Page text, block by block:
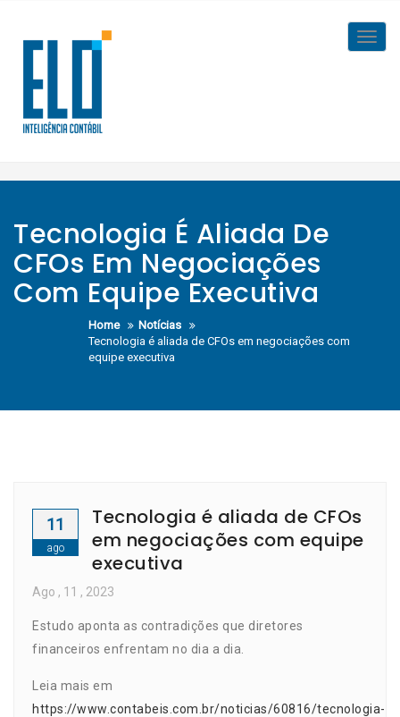
content
Tecnologia É Aliada De
CFOs Em Negociações
Com Equipe Executiva
Home
Notícias
Tecnologia é aliada de CFOs em negociações com
equipe executiva
11
ago
Tecnologia é aliada de CFOs
em negociações com equipe
executiva
Ago , 11 , 2023
Estudo aponta as contradições que diretores
financeiros enfrentam no dia a dia.
Leia mais em
https://www.contabeis.com.br/noticias/60816/tecnologia-